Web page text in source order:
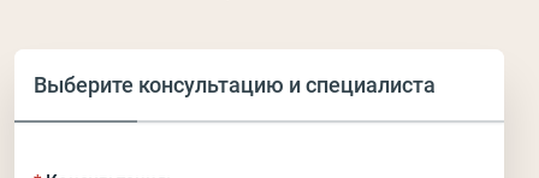
Выберите консультацию и специалиста